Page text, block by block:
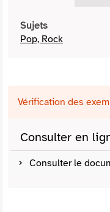
Sujets
Pop, Rock
Vérification des
Consulter en
Consulter le